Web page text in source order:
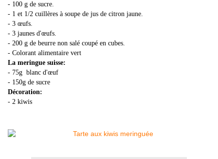
- 100 g de sucre.
- 1 et 1/2 cuillères à soupe de jus de citron jaune.
- 3 œufs.
- 3 jaunes d'œufs.
- 200 g de beurre non salé coupé en cubes.
- Colorant alimentaire vert
La meringue suisse:
- 75g blanc d'œuf
- 150g de sucre
Décoration:
- 2 kiwis